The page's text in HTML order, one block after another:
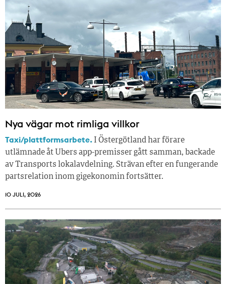
Nya vägar mot rimliga villkor
Taxi/plattformsarbete. I Östergötland har förare
utlämnade åt Ubers app-premisser gått samman, backade
av Transports lokalavdelning. Strävan efter en fungerande
partsrelation inom gigekonomin fortsätter.
10 JULI, 2026